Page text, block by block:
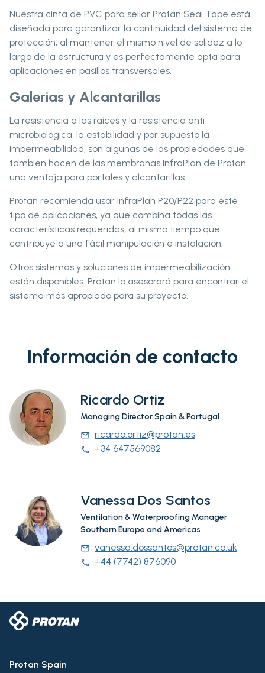
Nuestra cinta de PVC para sellar Protan Seal Tape está
diseñada para garantizar la continuidad del sistema de
protección, al mantener el mismo nivel de solidez a lo
largo de la estructura y es perfectamente apta para
aplicaciones en pasillos transversales.
Galerias y Alcantarillas
La resistencia a las raíces y la resistencia anti
microbiológica, la estabilidad y por supuesto la
impermeabilidad, son algunas de las propiedades que
también hacen de las membranas InfraPlan de Protan
una ventaja para portales y alcantarillas.
Protan recomienda usar InfraPlan P20/P22 para este
tipo de aplicaciones, ya que combina todas las
características requeridas, al mismo tiempo que
contribuye a una fácil manipulación e instalación.
Otros sistemas y soluciones de impermeabilización
están disponibles. Protan lo asesorará para encontrar el
sistema más apropiado para su proyecto.
Información de contacto
Ricardo Ortiz
Managing Director Spain & Portugal
email ricardo.ortiz@protan.es
phone +34 647569082
Vanessa Dos Santos
Ventilation & Waterproofing Manager
Southern Europe and Americas
email vanessa.dossantos@protan.co.uk
phone +44 (7742) 876090
Protan Spain